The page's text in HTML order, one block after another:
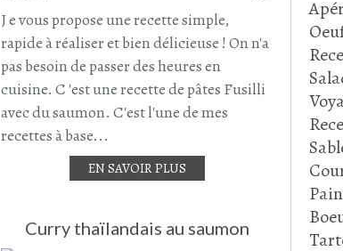
AVRIL 2024
J e vous propose une recette simple,
rapide à réaliser et bien délicieuse ! On n'a
pas besoin de passer des heures en
cuisine. C 'est une recette de pâtes Fusilli
avec du saumon. C'est l'une de mes
recettes à base...
EN SAVOIR PLUSSAUMON
CURRY
Curry thaïlandais au saumon